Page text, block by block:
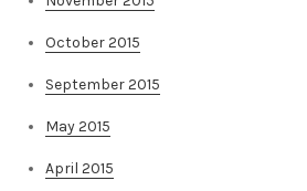
October 2015
September 2015
May 2015
April 2015